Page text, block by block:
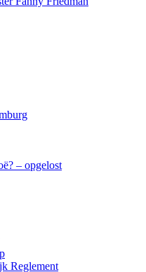
– opgelost
Reglement